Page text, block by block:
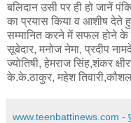
बलिदान उसी पर ही हो जानें
का प्रयास किया व आशीष देते
सम्मानित करने में सफल होने के
सूबेदार, मनोज नेमा, प्रदीप
ज्योतिषी, हेमराज सिंह,शंकर
के.के.ठाकुर, महेश तिवारी,कौशल
www.teenbattinews.com -